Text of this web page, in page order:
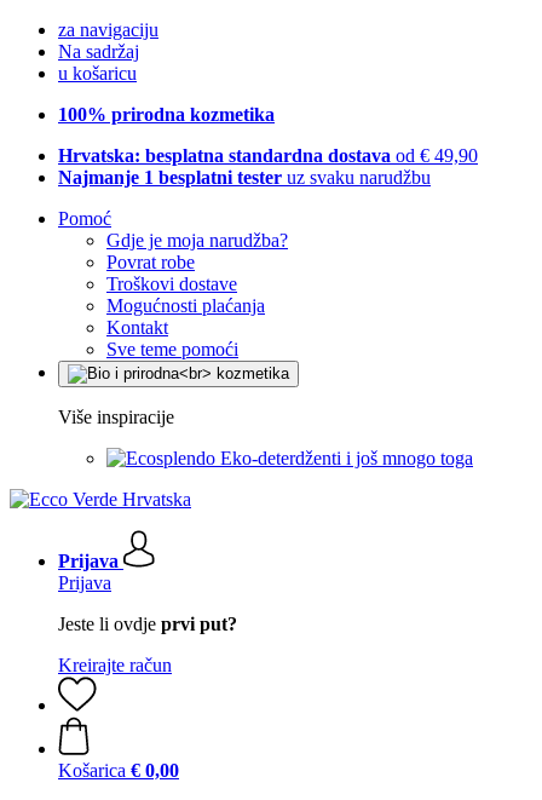
za navigaciju
Na sadržaj
u košaricu
100% prirodna kozmetika
Hrvatska: besplatna standardna dostava od € 49,90
Najmanje 1 besplatni tester uz svaku narudžbu
Pomoć
Gdje je moja narudžba?
Povrat robe
Troškovi dostave
Mogućnosti plaćanja
Kontakt
Sve teme pomoći
Više inspiracije
Eko-deterdženti i još mnogo toga
Prijava
Prijava
Jeste li ovdje prvi put?
Kreirajte račun
Košarica € 0,00